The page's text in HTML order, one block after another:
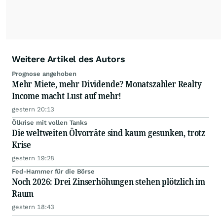
Weitere Artikel des Autors
Prognose angehoben
Mehr Miete, mehr Dividende? Monatszahler Realty
Income macht Lust auf mehr!
gestern 20:13
Ölkrise mit vollen Tanks
Die weltweiten Ölvorräte sind kaum gesunken, trotz
Krise
gestern 19:28
Fed-Hammer für die Börse
Noch 2026: Drei Zinserhöhungen stehen plötzlich im
Raum
gestern 18:43